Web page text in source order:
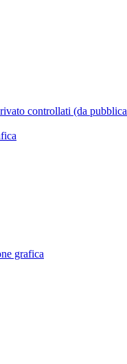
controllati (da
grafica